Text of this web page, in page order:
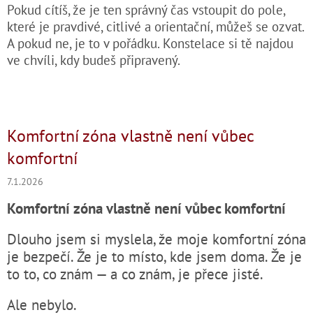
Pokud cítíš, že je ten správný čas vstoupit do pole,
které je pravdivé, citlivé a orientační, můžeš se ozvat.
A pokud ne, je to v pořádku. Konstelace si tě najdou
ve chvíli, kdy budeš připravený.
Komfortní zóna vlastně není vůbec
komfortní
7.1.2026
Komfortní zóna vlastně není vůbec komfortní
Dlouho jsem si myslela, že moje komfortní zóna
je bezpečí. Že je to místo, kde jsem doma. Že je
to to, co znám — a co znám, je přece jisté.
Ale nebylo.